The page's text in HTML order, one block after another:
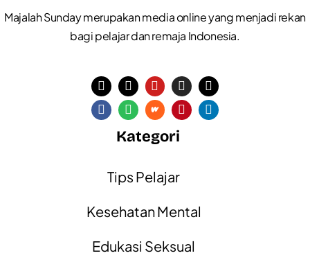
Majalah Sunday merupakan media online yang menjadi rekan
bagi pelajar dan remaja Indonesia.
Kategori
Tips Pelajar
Kesehatan Mental
Edukasi Seksual